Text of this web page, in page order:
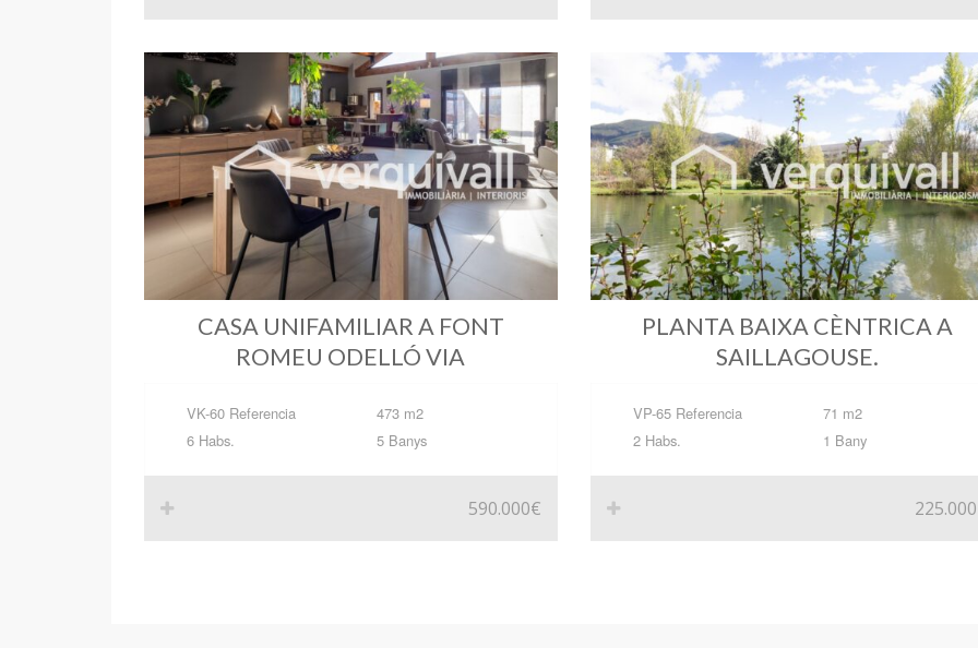
CASA UNIFAMILIAR A FONT
ROMEU ODELLÓ VIA
VK-60 Referencia
473 m2
6 Habs.
5 Banys
590.000€
PLANTA BAIXA CÈNTRICA A
SAILLAGOUSE.
VP-65 Referencia
71 m2
2 Habs.
1 Bany